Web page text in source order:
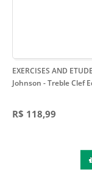
EXERCISES AND
Johnson - Treble Clef
R$ 118,99